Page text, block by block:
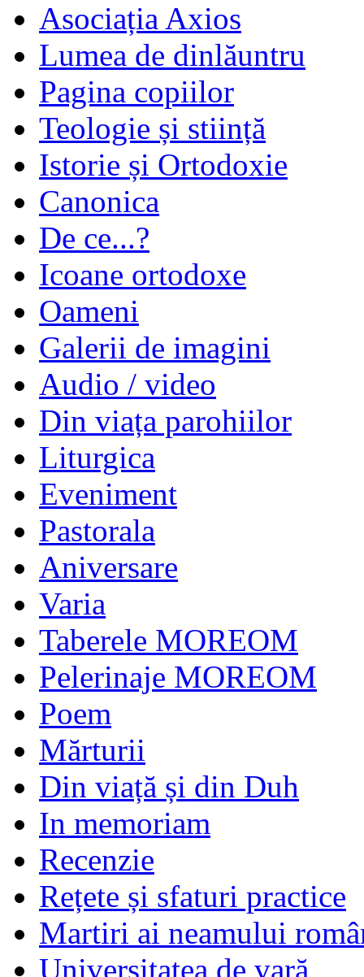
Asociația Axios
Lumea de dinlăuntru
Pagina copiilor
Teologie și stiință
Istorie și Ortodoxie
Canonica
De ce...?
Icoane ortodoxe
Oameni
Galerii de imagini
Audio / video
Din viața parohiilor
Liturgica
Eveniment
Pastorala
Aniversare
Varia
Taberele MOREOM
Pelerinaje MOREOM
Poem
Mărturii
Din viață și din Duh
In memoriam
Recenzie
Rețete și sfaturi practice
Martiri ai neamului
Universitatea de vară